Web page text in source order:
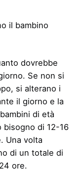
il bambino
dovrebbe
Se non si
si alterano i
il giorno e la
di età
bisogno di 12-16
Una volta
di un totale di
ore.